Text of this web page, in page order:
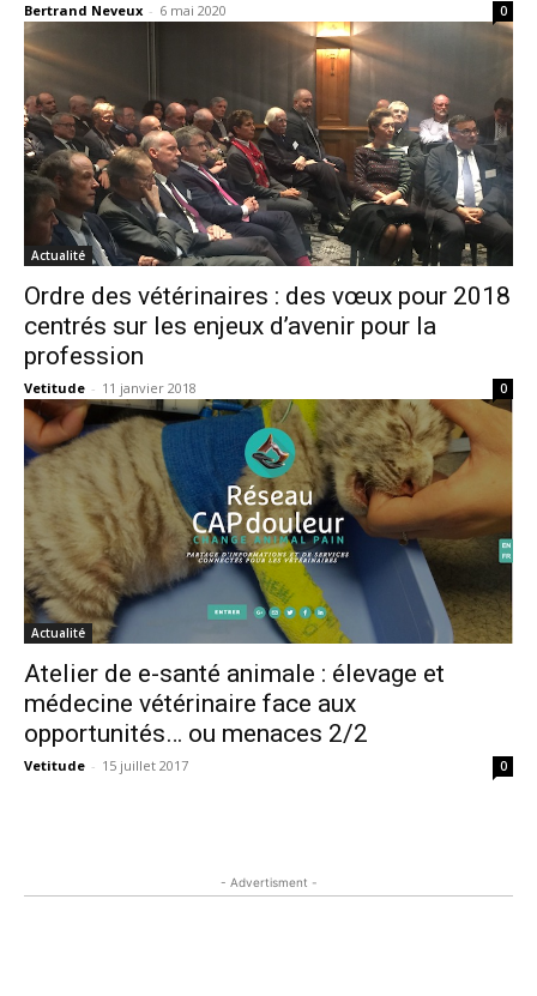
Bertrand Neveux - 6 mai 2020 0
Actualité
Ordre des vétérinaires : des vœux pour 2018
centrés sur les enjeux d’avenir pour la
profession
Vetitude - 11 janvier 2018 0
Actualité
Atelier de e-santé animale : élevage et
médecine vétérinaire face aux
opportunités… ou menaces 2/2
Vetitude - 15 juillet 2017 0
- Advertisment -